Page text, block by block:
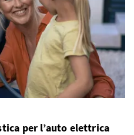
per l’auto elettrica